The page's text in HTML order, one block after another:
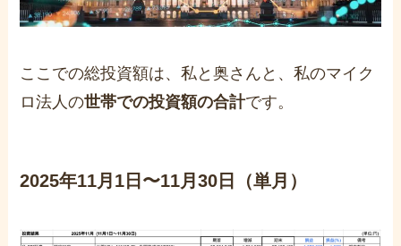
ここでの総投資額は、私と奥さんと、私のマイク
ロ法人の世帯での投資額の合計です。
2025年11月1日〜11月30日（単月）